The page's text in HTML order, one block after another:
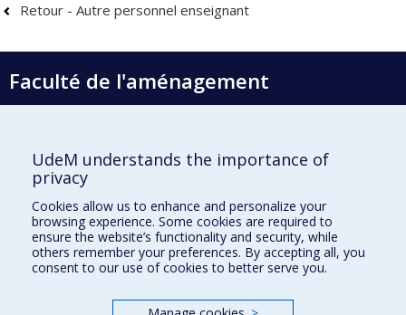
Retour - Autre personnel enseignant
Faculté de l'aménagement
École d'architecture
École de design
École d'urbanisme et d'architecture de paysage
Plan du site
UdeM understands the importance of
privacy
Cookies allow us to enhance and personalize your
browsing experience. Some cookies are required to
ensure the website’s functionality and security, while
others remember your preferences. By accepting all, you
consent to our use of cookies to better serve you.